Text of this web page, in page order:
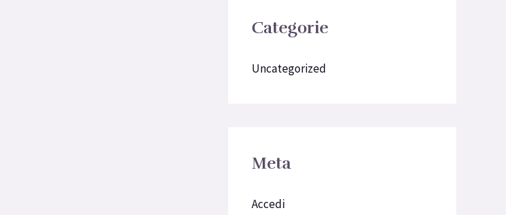
Categorie
Uncategorized
Meta
Accedi